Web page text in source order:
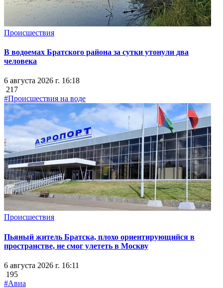
Происшествия
В водоемах Братского района за сутки утонули два
человека
6 августа 2026 г. 16:18
217
#Происшествия на воде
Происшествия
Пьяный житель Братска, плохо ориентирующийся в
пространстве, не смог улететь в Москву
6 августа 2026 г. 16:11
195
#Авиа